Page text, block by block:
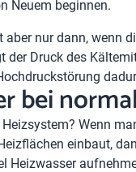
Neuem beginnen.
nur dann, wenn
der Druck des
bei
Wenn
einbaut,
Heizwasser